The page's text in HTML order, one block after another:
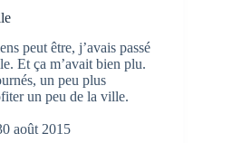
peut être, j’avais passé
Et ça m’avait bien plu.
un peu plus
un peu de la ville.
août 2015